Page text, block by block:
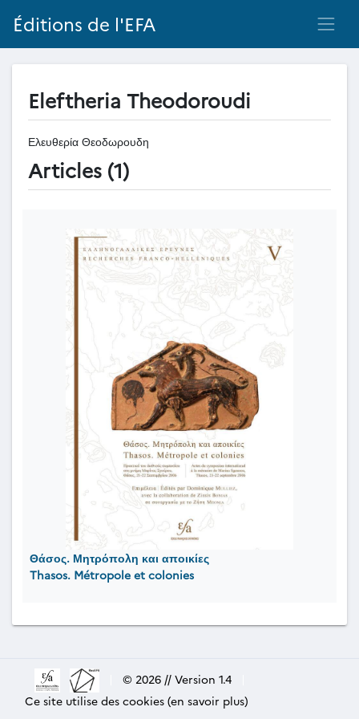
Éditions de l'EFA
Eleftheria Theodoroudi
Ελευθερία Θεοδωρουδη
Articles (1)
Θάσος. Μητρόπολη και αποικίες
Thasos. Métropole et colonies
© 2026 // Version 1.4
Ce site utilise des cookies (en savoir plus)